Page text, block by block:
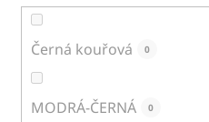
Černá kouřová 0
MODRÁ-ČERNÁ 0